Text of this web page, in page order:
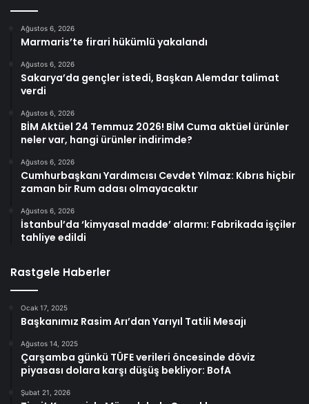
Ağustos 6, 2026
Marmaris’te firari hükümlü yakalandı
Ağustos 6, 2026
Sakarya’da gençler istedi, Başkan Alemdar talimat
verdi
Ağustos 6, 2026
BİM Aktüel 24 Temmuz 2026! BİM Cuma aktüel ürünler
neler var, hangi ürünler indirimde?
Ağustos 6, 2026
Cumhurbaşkanı Yardımcısı Cevdet Yılmaz: Kıbrıs hiçbir
zaman bir Rum adası olmayacaktır
Ağustos 6, 2026
İstanbul’da ‘kimyasal madde’ alarmı: Fabrikada işçiler
tahliye edildi
Rastgele Haberler
Ocak 17, 2025
Başkanımız Rasim Arı’dan Yarıyıl Tatili Mesajı
Ağustos 14, 2025
Çarşamba günkü TÜFE verileri öncesinde döviz
piyasası dolara karşı düşüş bekliyor: BofA
Şubat 21, 2026